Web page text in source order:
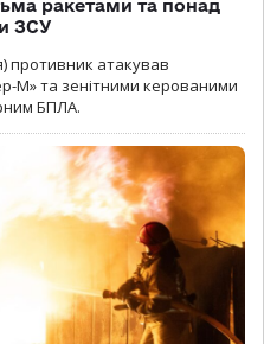
ракетами та понад
ЗСУ
противник атакував
М» та зенітними керованими
БПЛА.